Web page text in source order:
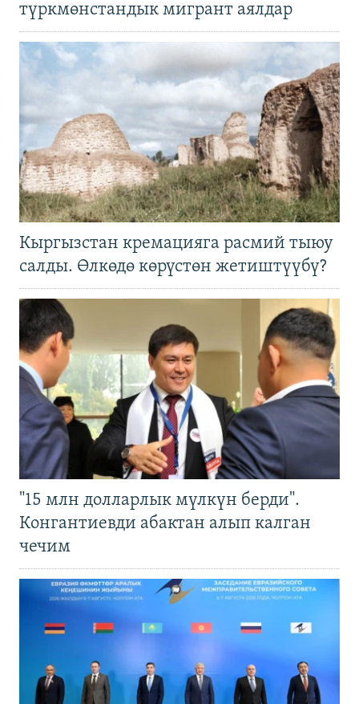
түркмөнстандык мигрант аялдар
Кыргызстан кремацияга расмий тыюу
салды. Өлкөдө көрүстөн жетиштүүбү?
"15 млн долларлык мүлкүн берди".
Конгантиевди абактан алып калган
чечим